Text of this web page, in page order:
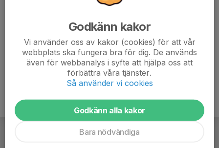
Godkänn kakor
Vi använder oss av kakor (cookies) för att vår
webbplats ska fungera bra för dig. De används
även för webbanalys i syfte att hjälpa oss att
förbättra våra tjänster.
Så använder vi cookies
Godkänn alla kakor
Bara nödvändiga